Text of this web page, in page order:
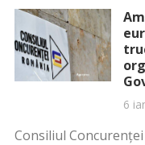
6
Consiliul